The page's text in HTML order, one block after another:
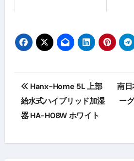
投
稿
ナ
ビ
Hanx-Home 5L 上部
給水式ハイブリッド加湿
器 HA-H08W ホワイト
南日
ー